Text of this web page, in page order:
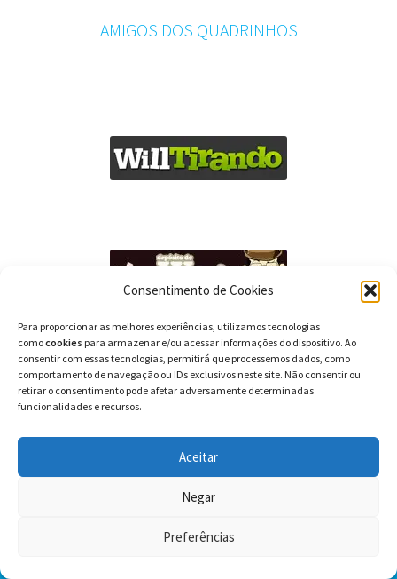
Consentimento de Cookies
Para proporcionar as melhores experiências, utilizamos tecnologias
comocookies para armazenar e/ou acessar informações do dispositivo. Ao
consentir com essas tecnologias, permitirá que processemos dados, como
comportamento de navegação ou IDs exclusivos neste site. Não consentir ou
retirar o consentimento pode afetar adversamente determinadas
funcionalidades e recursos.
Aceitar
Negar
Preferências
AMIGOS DOS QUADRINHOS